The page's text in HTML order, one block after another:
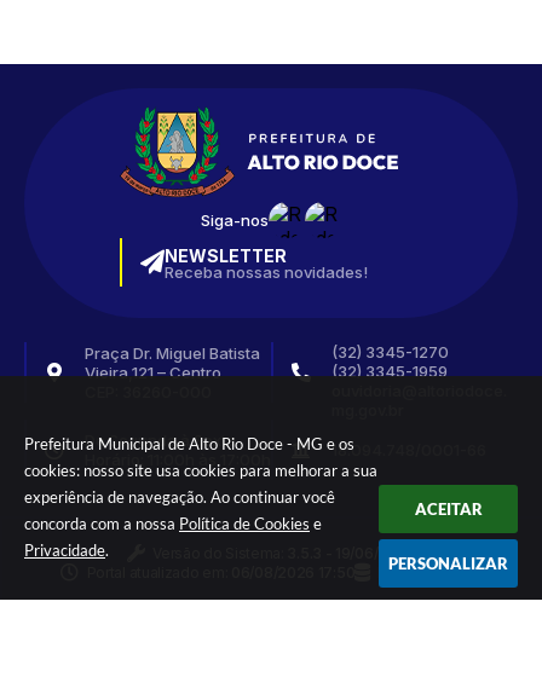
Prefeitura Municipal de Alto Rio Doce - MG e os
cookies: nosso site usa cookies para melhorar a sua
experiência de navegação. Ao continuar você
concorda com a nossa Política de Cookies e
Privacidade.
ACEITAR
PERSONALIZAR
Praça Dr. Miguel Batista
Vieira,121 – Centro
(32) 3345-1270
(32) 3345-1959
De Segunda à Sexta
Horário: 11:00h às 17:00h
18.094.748/0001-66
Siga-nos
NEWSLETTER
Receba nossas novidades!
Dados Abertos